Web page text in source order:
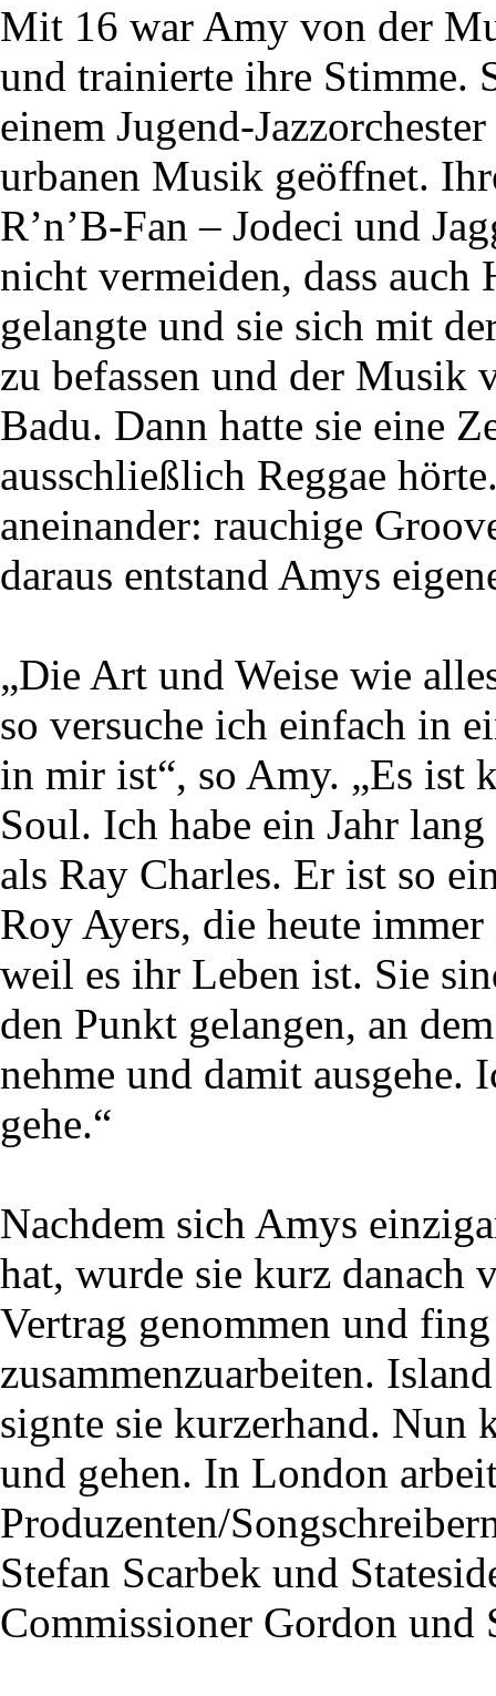
Mit 16 war Amy von der
und trainierte ihre Stimme.
einem Jugend-
urbanen Musik geöffnet.
R’n’B-Fan – Jodeci und
nicht vermeiden, dass
gelangte und sie sich mit
zu befassen und der Musik
Badu. Dann hatte sie eine
ausschließlich Reggae
aneinander: rauchige
daraus entstand Amys
„Die Art und Weise wie
so versuche ich einfach in
in mir ist“, so Amy. „Es ist
Soul. Ich habe ein Jahr
als Ray Charles. Er ist so
Roy Ayers, die heute
weil es ihr Leben ist. Sie
den Punkt gelangen, an
nehme und damit ausgehe.
gehe.“
Nachdem sich Amys
hat, wurde sie kurz danach
Vertrag genommen und
zusammenzuarbeiten.
signte sie kurzerhand. Nun
und gehen. In London
Produzenten/
Stefan Scarbek und
Commissioner Gordon und